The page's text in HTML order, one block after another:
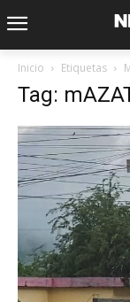
Inicio Etiquetas
Tag: